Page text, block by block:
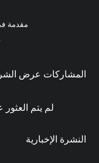
مقدمة
٤
المشاركات عرض
لم يتم
النشرة الإخبارية